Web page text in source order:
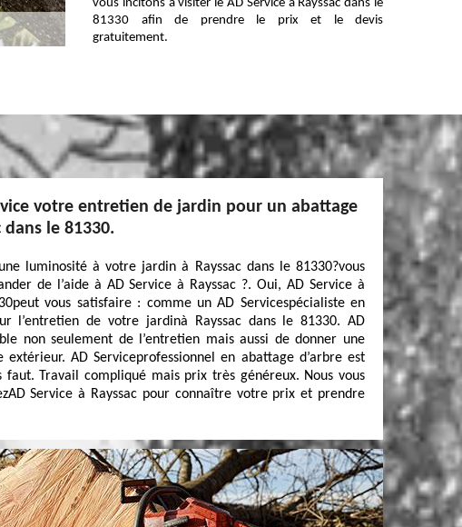
vous incitons à visiter le AD Service à Rayssac dans le
81330 afin de prendre le prix et le devis
gratuitement.
votre entretien de jardin pour un abattage
dans le 81330.
luminosité à votre jardin à Rayssac dans le 81330?vous
de l’aide à AD Service à Rayssac ?. Oui, AD Service à
vous satisfaire : comme un AD Servicespécialiste en
l’entretien de votre jardinà Rayssac dans le 81330. AD
non seulement de l’entretien mais aussi de donner une
AD Serviceprofessionnel en abattage d’arbre est
faut. Travail compliqué mais prix très généreux. Nous vous
Service à Rayssac pour connaître votre prix et prendre